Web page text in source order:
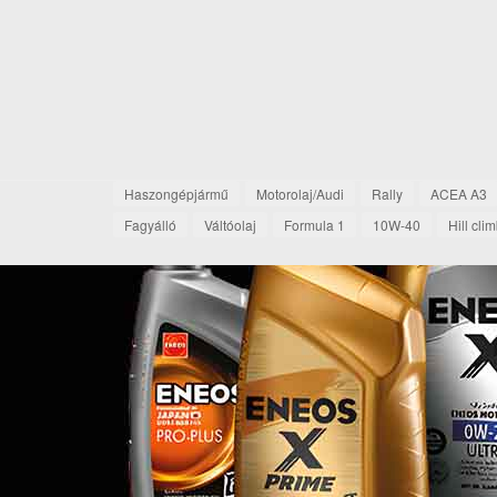
Haszongépjármű Motorolaj/Audi Rally ACEA A3
Fagyálló
Váltóolaj Formula 1 10W-40 Hill